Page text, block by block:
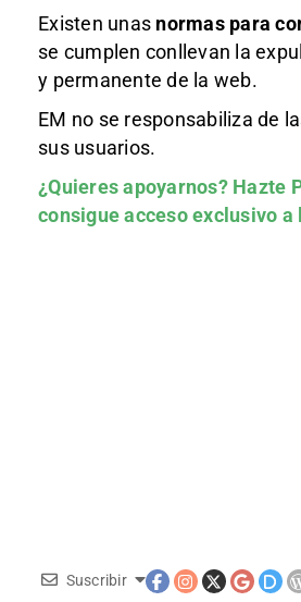
Existen unas normas para
se cumplen conllevan la
y permanente de la web.
EM no se responsabiliza de
sus usuarios.
¿Quieres apoyarnos? Hazte
consigue acceso exclusivo a
Suscribir